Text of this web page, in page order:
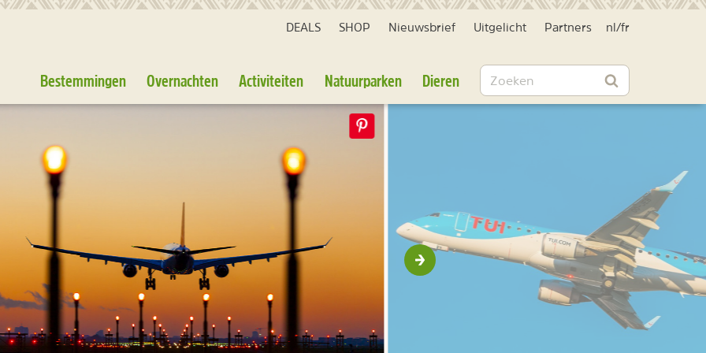
DEALS SHOP Nieuwsbrief Uitgelicht Partners nl /fr
Bestemmingen Overnachten Activiteiten Natuurparken Dieren Zoeken
Zoeken
Volgende